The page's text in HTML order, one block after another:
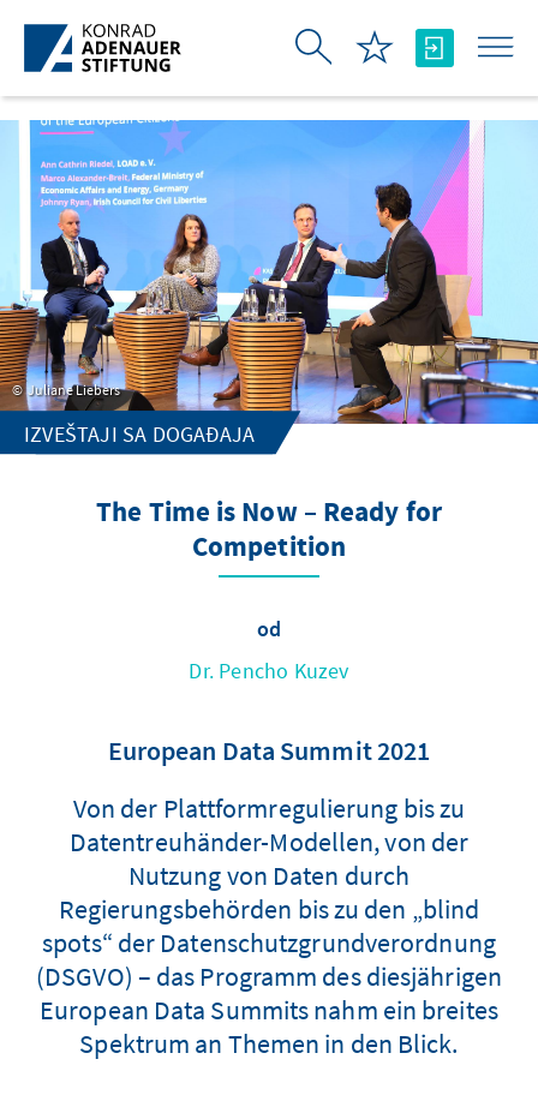
Skip to Main Content
Juliane Liebers
IZVEŠTAJI SA DOGAĐAJA
The Time is Now – Ready for
Competition
od
Dr. Pencho Kuzev
European Data Summit 2021
Von der Plattformregulierung bis zu
Datentreuhänder-Modellen, von der
Nutzung von Daten durch
Regierungsbehörden bis zu den „blind
spots“ der Datenschutzgrundverordnung
(DSGVO) – das Programm des diesjährigen
European Data Summits nahm ein breites
Spektrum an Themen in den Blick.